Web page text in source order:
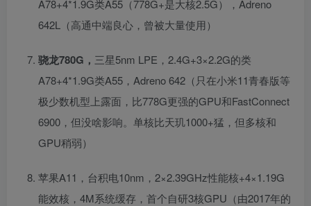
A78+4*1.9G类A55（778G+是大核2.5G），Adreno
642L（高通中端良心，曾被大量使用）
骁龙780G， 三星5nm LPE，2.4G+3×2.2G的类
A78+4*1.9G类A55，Adreno 642（只在小米11青春版等
极少数机型上露面，比778G更强的GPU和FastConnect
6900，但没啥影响。单核比天玑1000+猛，但多核和
GPU稍弱）
苹果A11，台积电10nm，2×2.39GHz性能核+4×1.19G
能效核，4M系统缓存，首个自研3核GPU（由2017年的